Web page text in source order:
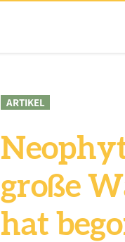
ARTIKEL
große
hat